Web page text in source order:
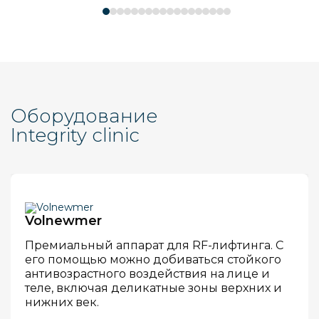
Оборудование
Integrity clinic
Volnewmer
Премиальный аппарат для RF-лифтинга. С
его помощью можно добиваться стойкого
антивозрастного воздействия на лице и
теле, включая деликатные зоны верхних и
нижних век.